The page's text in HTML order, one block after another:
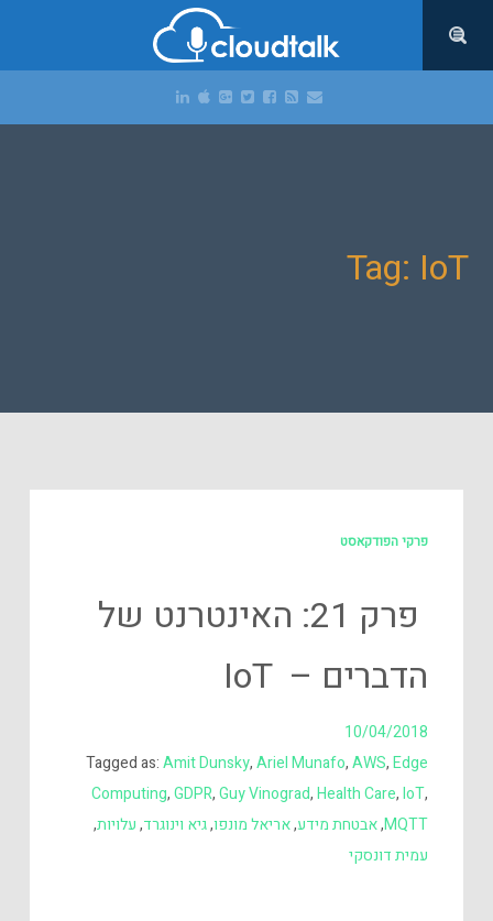
Tag: IoT
פרקי הפודקאסט
פרק 21: האינטרנט של
הדברים – IoT
10/04/2018
Tagged as:Amit Dunsky,Ariel Munafo,AWS,Edge
Computing,GDPR,Guy Vinograd,Health Care,IoT,
MQTT
,אבטחת מידע,אריאל מונפו,גיא וינוגרד,עלויות,
עמית דונסקי